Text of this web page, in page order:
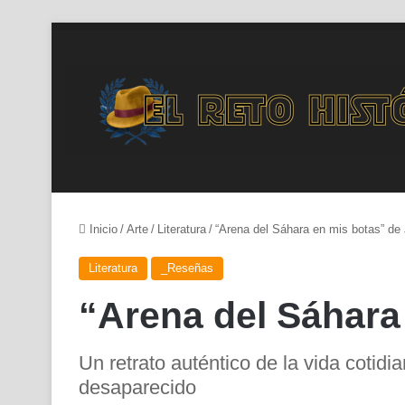
Inicio / Arte / Literatura / “Arena del Sáhara en mis botas”
Literatura _Reseñas
“Arena del
Un retrato auténtico de la vida
desaparecido